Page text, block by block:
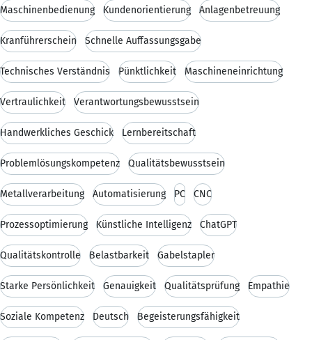
Maschinenbedienung Kundenorientierung Anlagenbetreuung
Kranführerschein Schnelle Auffassungsgabe
Technisches Verständnis Pünktlichkeit Maschineneinrichtung
Vertraulichkeit Verantwortungsbewusstsein
Handwerkliches Geschick Lernbereitschaft
Problemlösungskompetenz Qualitätsbewusstsein
Metallverarbeitung Automatisierung PC CNC
Prozessoptimierung Künstliche Intelligenz ChatGPT
Qualitätskontrolle Belastbarkeit Gabelstapler
Starke Persönlichkeit Genauigkeit Qualitätsprüfung Empathie
Soziale Kompetenz Deutsch Begeisterungsfähigkeit